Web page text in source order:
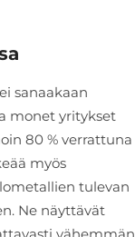
sanaakaan
monet yritykset
80 % verrattuna
myös
tulevan
Ne näyttävät